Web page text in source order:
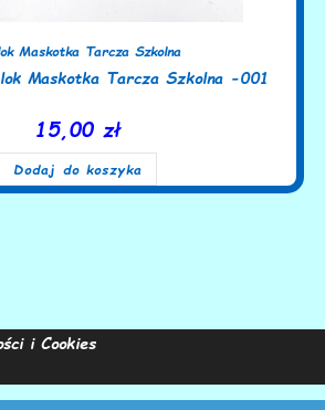
Maskotka Tarcza Szkolna
Maskotka Tarcza Szkolna -001
15,00 zł
Dodaj do koszyka
i Cookies